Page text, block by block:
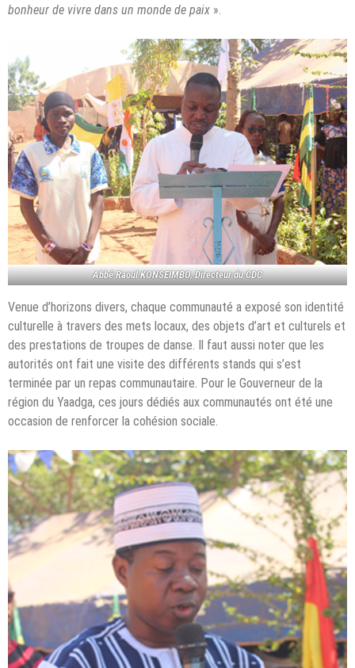
bonheur de vivre dans un monde de paix ».
Abbé Raoul KONSEIMBO, Directeur du CDC
Venue d’horizons divers, chaque communauté a exposé son identité
culturelle à travers des mets locaux, des objets d’art et culturels et
des prestations de troupes de danse. Il faut aussi noter que les
autorités ont fait une visite des différents stands qui s’est
terminée par un repas communautaire. Pour le Gouverneur de la
région du Yaadga, ces jours dédiés aux communautés ont été une
occasion de renforcer la cohésion sociale.